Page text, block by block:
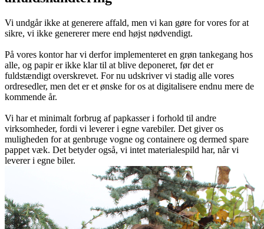
Vi undgår ikke at generere affald, men vi kan gøre for vores for at
sikre, vi ikke genererer mere end højst nødvendigt.
På vores kontor har vi derfor implementeret en grøn tankegang hos
alle, og papir er ikke klar til at blive deponeret, før det er
fuldstændigt overskrevet. For nu udskriver vi stadig alle vores
ordresedler, men det er et ønske for os at digitalisere endnu mere de
kommende år.
Vi har et minimalt forbrug af papkasser i forhold til andre
virksomheder, fordi vi leverer i egne varebiler. Det giver os
muligheden for at genbruge vogne og containere og dermed spare
pappet væk. Det betyder også, vi intet materialespild har, når vi
leverer i egne biler.